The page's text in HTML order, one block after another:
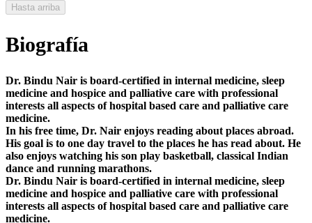
Hasta arriba
Biografía
Dr. Bindu Nair is board-certified in internal medicine, sleep
medicine and hospice and palliative care with professional
interests all aspects of hospital based care and palliative care
medicine.
In his free time, Dr. Nair enjoys reading about places abroad.
His goal is to one day travel to the places he has read about. He
also enjoys watching his son play basketball, classical Indian
dance and running marathons.
Dr. Bindu Nair is board-certified in internal medicine, sleep
medicine and hospice and palliative care with professional
interests all aspects of hospital based care and palliative care
medicine.